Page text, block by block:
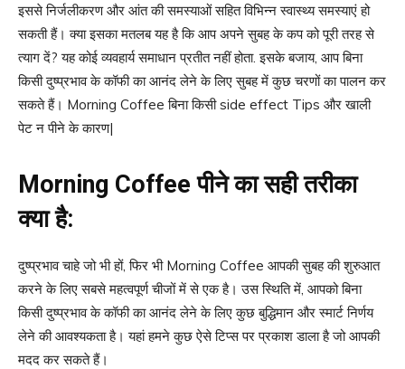
इससे निर्जलीकरण और आंत की समस्याओं सहित विभिन्न स्वास्थ्य समस्याएं हो
सकती हैं। क्या इसका मतलब यह है कि आप अपने सुबह के कप को पूरी तरह से
त्याग दें? यह कोई व्यवहार्य समाधान प्रतीत नहीं होता. इसके बजाय, आप बिना
किसी दुष्प्रभाव के कॉफी का आनंद लेने के लिए सुबह में कुछ चरणों का पालन कर
सकते हैं। Morning Coffee बिना किसी side effect Tips और खाली
पेट न पीने के कारण|
Morning Coffeeपीने का सही तरीका
क्या है:
दुष्प्रभाव चाहे जो भी हों, फिर भी Morning Coffee आपकी सुबह की शुरुआत
करने के लिए सबसे महत्वपूर्ण चीजों में से एक है। उस स्थिति में, आपको बिना
किसी दुष्प्रभाव के कॉफी का आनंद लेने के लिए कुछ बुद्धिमान और स्मार्ट निर्णय
लेने की आवश्यकता है। यहां हमने कुछ ऐसे टिप्स पर प्रकाश डाला है जो आपकी
मदद कर सकते हैं।